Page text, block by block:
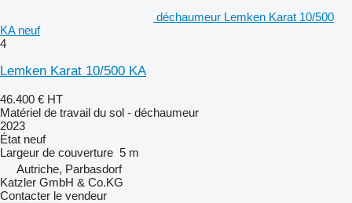
déchaumeur Lemken Karat 10/500
KA neuf
4
Lemken Karat 10/500 KA
46.400 € HT
Matériel de travail du sol - déchaumeur
2023
État neuf
Largeur de couverture 5 m
Autriche, Parbasdorf
Katzler GmbH & Co.KG
Contacter le vendeur